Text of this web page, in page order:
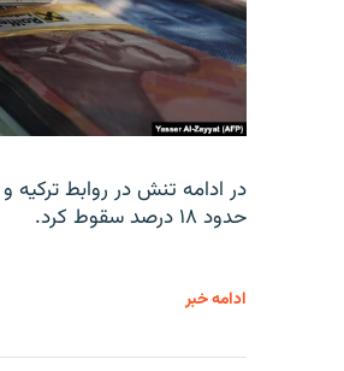
در ادامه تنش در روابط ترکیه
حدود ۱۸ درصد سقوط کرد.
ادامه خبر